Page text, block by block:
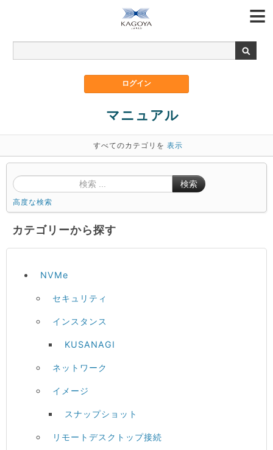
マニュアル
すべてのカテゴリを 表示
検索
高度な検索
カテゴリーから探す
NVMe
セキュリティ
インスタンス
KUSANAGI
ネットワーク
イメージ
スナップショット
リモートデスクトップ接続